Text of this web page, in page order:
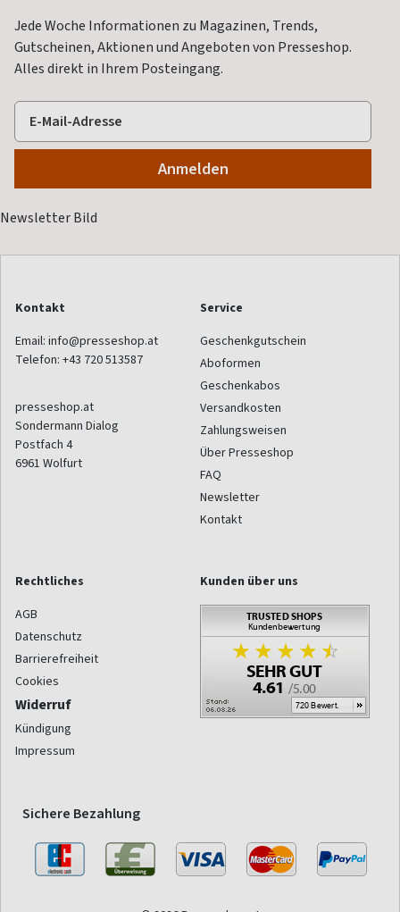
Jede Woche Informationen zu Magazinen, Trends,
Gutscheinen, Aktionen und Angeboten von Presseshop.
Alles direkt in Ihrem Posteingang.
Kontakt
Email: info@presseshop.at
Telefon: +43 720 513587
presseshop.at
Sondermann Dialog
Postfach 4
6961 Wolfurt
Service
Geschenkgutschein
Aboformen
Geschenkabos
Versandkosten
Zahlungsweisen
Über Presseshop
FAQ
Newsletter
Kontakt
Rechtliches
AGB
Datenschutz
Barrierefreiheit
Cookies
Widerruf
Kündigung
Impressum
Kunden über uns
Sichere Bezahlung